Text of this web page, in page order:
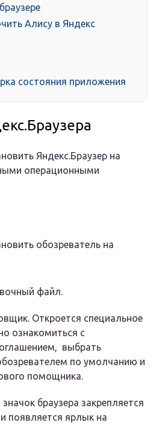
Алису в Яндекс
состояния приложения
Яндекс.Браузер на
операционными
обозреватель на
файл.
Откроется специальное
ознакомиться с
выбрать
по умолчанию и
помощника.
браузера закрепляется
появляется ярлык на